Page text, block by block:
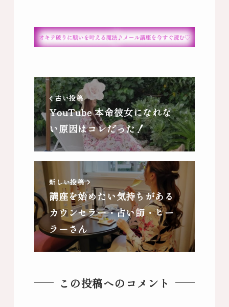
古い投稿
YouTube 本命彼女になれな
い原因はコレだった！
新しい投稿
講座を始めたい気持ちがある
カウンセラー・占い師・ヒー
ラーさん
この投稿へのコメント